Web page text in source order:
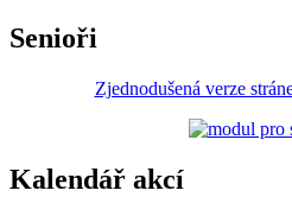
Senioři
Zjednodušená verze
Kalendář akcí